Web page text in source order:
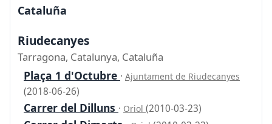
Cataluña
Riudecanyes
Tarragona, Catalunya, Cataluña
Plaça 1 d'Octubre · Ajuntament de Riudecanyes
(2018-06-26)
Carrer del Dilluns · Oriol (2010-03-23)